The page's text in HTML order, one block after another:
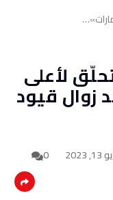
لأعلى
زوال قيود
0